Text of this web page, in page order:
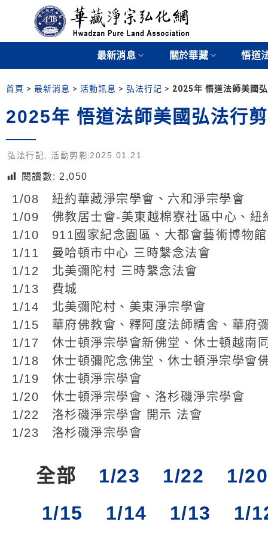
最新消息 關於華藏 悟道
首頁 > 最新消息 > 活動訊息 > 弘法行記 > 2025年 悟道法師美國
2025年 悟道法師美國弘法行
弘法行記, 活動剪影 2025.01.21
閱讀數: 2,050
1/08 紐約華藏淨宗學會、六和淨宗學會
1/09 佛教居士會-美東越棉寮社區中心、紐
1/10 911國家紀念園區、大都會藝術博物館
1/11 曼哈頓市中心 三時繫念法會
1/12 北美彌陀村 三時繫念法會
1/13 費城
1/14 北美彌陀村、美東淨宗學會
1/15 華府佛教會、釋阿度法師精舍、華府
1/17 休士頓淨宗學會新佛堂、休士頓越南
1/18 休士頓彌陀念佛堂、休士頓淨宗學會
1/19 休士頓淨宗學會
1/20 休士頓淨宗學會、洛杉磯淨宗學會
1/22 洛杉磯淨宗學會 開示 法會
1/23 洛杉磯淨宗學會
全部 1/23 1/22
1/20
1/15
1/14 1/13 1/